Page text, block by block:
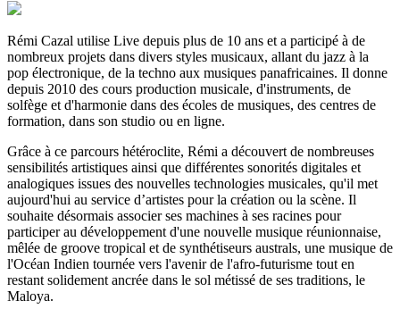
Rémi Cazal utilise Live depuis plus de 10 ans et a participé à de
nombreux projets dans divers styles musicaux, allant du jazz à la
pop électronique, de la techno aux musiques panafricaines. Il donne
depuis 2010 des cours production musicale, d'instruments, de
solfège et d'harmonie dans des écoles de musiques, des centres de
formation, dans son studio ou en ligne.
Grâce à ce parcours hétéroclite, Rémi a découvert de nombreuses
sensibilités artistiques ainsi que différentes sonorités digitales et
analogiques issues des nouvelles technologies musicales, qu'il met
aujourd'hui au service d’artistes pour la création ou la scène. Il
souhaite désormais associer ses machines à ses racines pour
participer au développement d'une nouvelle musique réunionnaise,
mêlée de groove tropical et de synthétiseurs australs, une musique de
l'Océan Indien tournée vers l'avenir de l'afro-futurisme tout en
restant solidement ancrée dans le sol métissé de ses traditions, le
Maloya.